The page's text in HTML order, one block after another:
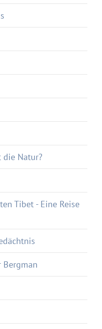
die Natur?
Tibet - Eine Reise
Bergman